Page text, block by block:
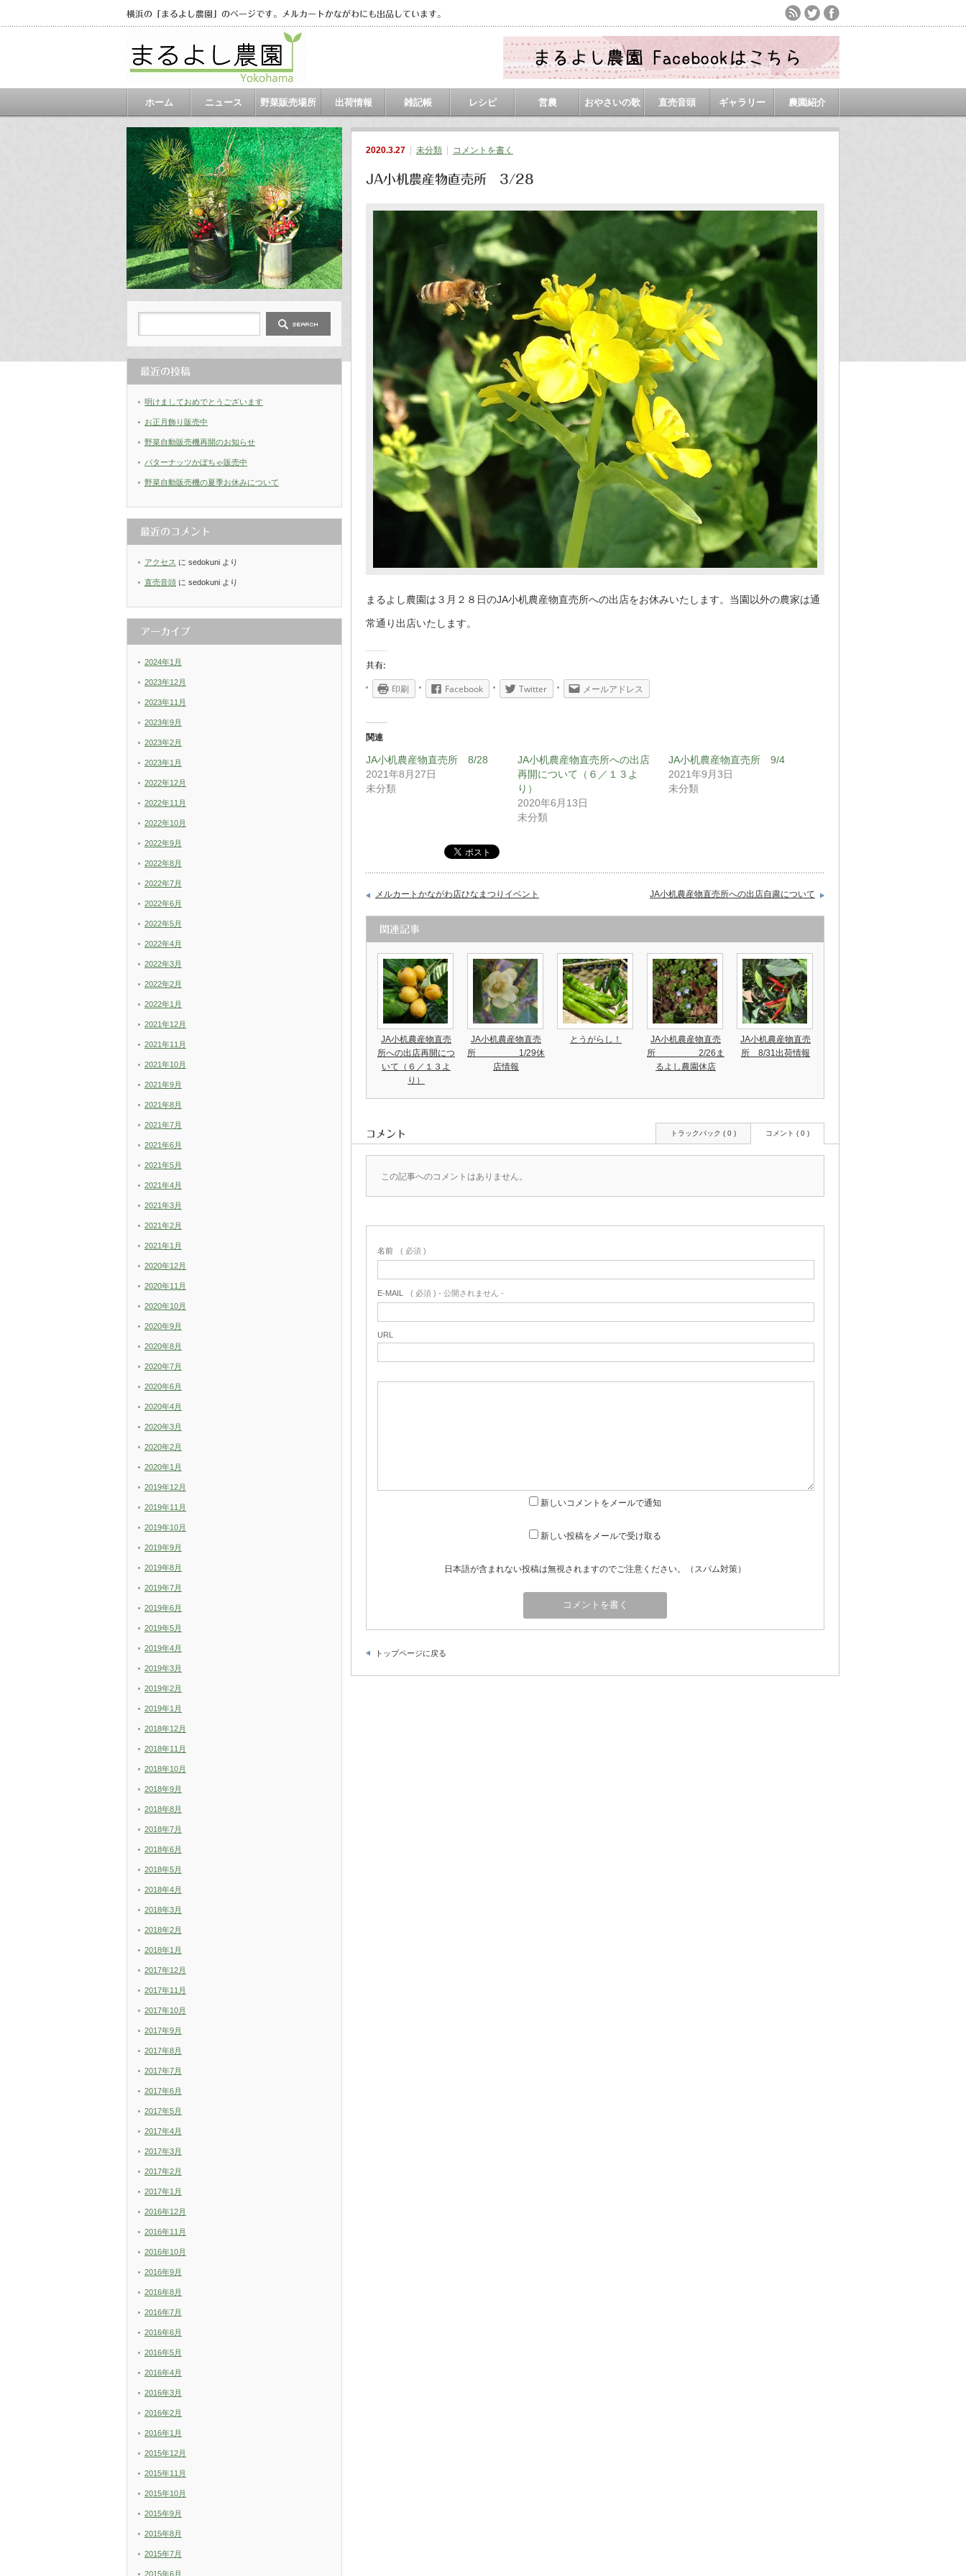
横浜の「まるよし農園」のページです。メルカートかながわにも出品しています。
ホーム ニュース 野菜販売場所 出荷情報 雑記帳 レシピ 営農 おやさいの歌 直売音頭 ギャラリー 農園紹介
2020.3.27 未分類 コメントを書く
JA小机農産物直売所 3/28
まるよし農園は３月２８日のJA小机農産物直売所への出店をお休みいたします。当園以外の農家は通
常通り出店いたします。
共有:
印刷 Facebook Twitter メールアドレス
関連
JA小机農産物直売所 8/28
2021年8月27日
未分類
JA小机農産物直売所への出店
再開について（６／１３よ
り）
2020年6月13日
未分類
JA小机農産物直売所 9/4
2021年9月3日
未分類
メルカートかながわ店ひなまつりイベント JA小机農産物直売所への出店自粛について
関連記事
JA小机農産物直売
所への出店再開につ
いて（６／１３よ
り）
JA小机農産物直売
所 1/29休
店情報
とうがらし！
JA小机農産物直売
所 2/26ま
るよし農園休店
JA小机農産物直売
所 8/31出荷情報
コメント トラックバック ( 0 ) コメント ( 0 )
この記事へのコメントはありません。
名前 ( 必須 )
E-MAIL ( 必須 ) - 公開されません -
URL
新しいコメントをメールで通知
新しい投稿をメールで受け取る
日本語が含まれない投稿は無視されますのでご注意ください。（スパム対策）
トップページに戻る
最近の投稿
明けましておめでとうございます
お正月飾り販売中
野菜自動販売機再開のお知らせ
バターナッツかぼちゃ販売中
野菜自動販売機の夏季お休みについて
最近のコメント
アクセス に sedokuni より
直売音頭 に sedokuni より
アーカイブ
2024年1月
2023年12月
2023年11月
2023年9月
2023年2月
2023年1月
2022年12月
2022年11月
2022年10月
2022年9月
2022年8月
2022年7月
2022年6月
2022年5月
2022年4月
2022年3月
2022年2月
2022年1月
2021年12月
2021年11月
2021年10月
2021年9月
2021年8月
2021年7月
2021年6月
2021年5月
2021年4月
2021年3月
2021年2月
2021年1月
2020年12月
2020年11月
2020年10月
2020年9月
2020年8月
2020年7月
2020年6月
2020年4月
2020年3月
2020年2月
2020年1月
2019年12月
2019年11月
2019年10月
2019年9月
2019年8月
2019年7月
2019年6月
2019年5月
2019年4月
2019年3月
2019年2月
2019年1月
2018年12月
2018年11月
2018年10月
2018年9月
2018年8月
2018年7月
2018年6月
2018年5月
2018年4月
2018年3月
2018年2月
2018年1月
2017年12月
2017年11月
2017年10月
2017年9月
2017年8月
2017年7月
2017年6月
2017年5月
2017年4月
2017年3月
2017年2月
2017年1月
2016年12月
2016年11月
2016年10月
2016年9月
2016年8月
2016年7月
2016年6月
2016年5月
2016年4月
2016年3月
2016年2月
2016年1月
2015年12月
2015年11月
2015年10月
2015年9月
2015年8月
2015年7月
2015年6月